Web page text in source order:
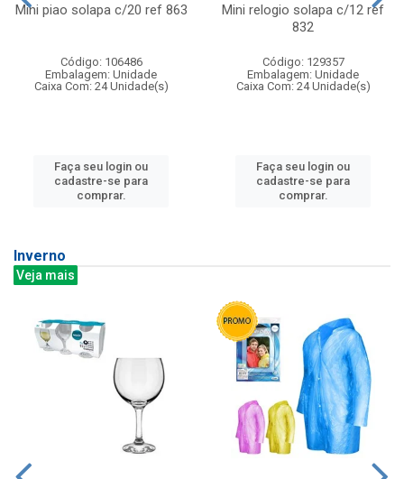
Mini piao solapa c/20 ref 863
Código: 106486
Embalagem: Unidade
Caixa Com: 24 Unidade(s)
Faça seu login ou
cadastre-se para
comprar.
Mini relogio solapa c/12 ref
832
Código: 129357
Embalagem: Unidade
Caixa Com: 24 Unidade(s)
Faça seu login ou
cadastre-se para
comprar.
Inverno
Veja mais